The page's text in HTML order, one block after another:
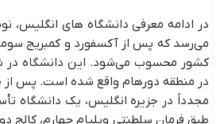
در ادامه معرفی دانشگاه های انگلیس،
می‌رسد که پس از آکسفورد و کمبریج
کشور محسوب می‌شود. این دانشگاه در
طبق فرمان سلطنتی ویلیام چهارم، کالج